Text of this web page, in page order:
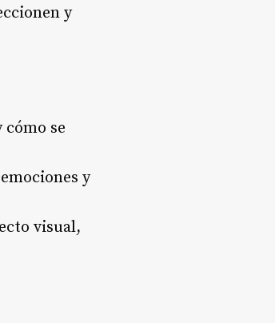
y
se
y
visual,